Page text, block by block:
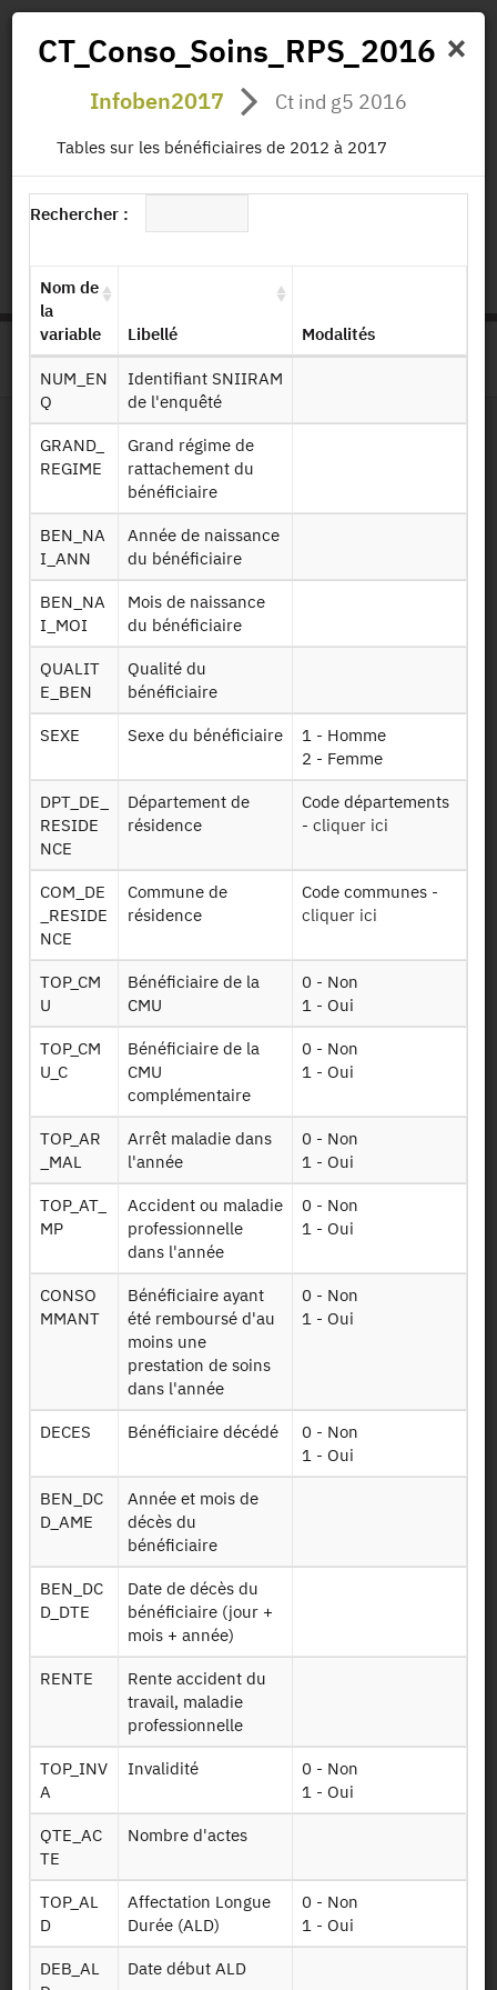
Missions
status.io
ACCUEIL > PAGE PRODUIT
Dessin de fichier
Identifiant persistant (DOI)
Retour à la source
CT_Conso_Soins : Conditions de
Travail - Appariement aux
données de consommations de
soins - RPS_2016
Autres produits :RPS_2016
Demander l'accès
Mise à disposition :22/05/2019
Dessin de fichier
Infoben2017
Tables sur les
bénéficiaires de
2012 à 2017
Ct ind g5 2016
Tables sur les
pathologies de
2012 à 2016
Table sur les
affectations de
longue durée
Soins ext
actes facturés
par les
professionnels
de la santé
Soins ville
Table sur les
consultations
externes à
l'hôpital:
médecine
générale et de
Medicaments
pha detail
médicaments
délivrés en ville
Medicaments
ucd detail
Table sur les
médicaments
délivrés pendant
les séjours à
×
CT_Conso_Soins_RPS_2016
Infoben2017 Ct ind g5 2016
Tables sur les bénéficiaires de 2012 à 2017
Rechercher :
Nom de
la
variable
Libellé Modalités
NUM_EN
Q
Identifiant SNIIRAM
de l'enquêté
GRAND_
REGIME
Grand régime de
rattachement du
bénéficiaire
BEN_NA
I_ANN
Année de naissance
du bénéficiaire
BEN_NA
I_MOI
Mois de naissance
du bénéficiaire
QUALIT
E_BEN
Qualité du
bénéficiaire
SEXE Sexe du bénéficiaire
1 - Homme
2 - Femme
DPT_DE_
RESIDE
NCE
Département de
résidence
Code départements
- cliquer ici
COM_DE
_RESIDE
NCE
Commune de
résidence
Code communes -
cliquer ici
TOP_CM
U
Bénéficiaire de la
CMU
0 - Non
1 - Oui
TOP_CM
U_C
Bénéficiaire de la
CMU
complémentaire
0 - Non
1 - Oui
TOP_AR
_MAL
Arrêt maladie dans
l'année
0 - Non
1 - Oui
TOP_AT_
MP
Accident ou maladie
professionnelle
dans l'année
0 - Non
1 - Oui
CONSO
MMANT
Bénéficiaire ayant
été remboursé d'au
moins une
prestation de soins
dans l'année
0 - Non
1 - Oui
DECES Bénéficiaire décédé
0 - Non
1 - Oui
BEN_DC
D_AME
Année et mois de
décès du
bénéficiaire
BEN_DC
D_DTE
Date de décès du
bénéficiaire (jour +
mois + année)
RENTE
Rente accident du
travail, maladie
professionnelle
TOP_INV
A
Invalidité
0 - Non
1 - Oui
QTE_AC
TE
Nombre d'actes
TOP_AL
D
Affectation Longue
Durée (ALD)
0 - Non
1 - Oui
DEB_AL
Date début ALD